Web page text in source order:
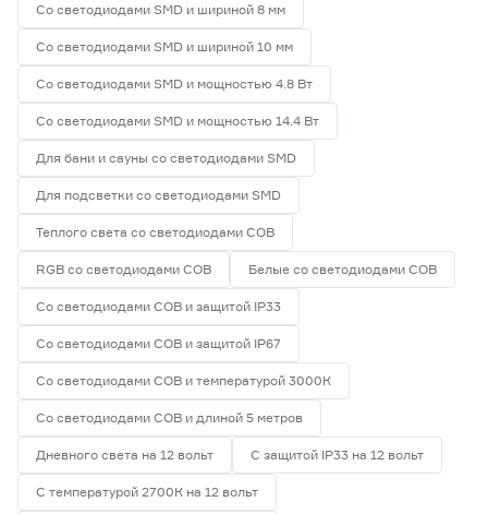
Со светодиодами SMD и шириной 8 мм
Со светодиодами SMD и шириной 10 мм
Со светодиодами SMD и мощностью 4.8 Вт
Со светодиодами SMD и мощностью 14.4 Вт
Для бани и сауны со светодиодами SMD
Для подсветки со светодиодами SMD
Теплого света со светодиодами СОВ
RGB со светодиодами СОВ Белые со светодиодами СОВ
Со светодиодами СОВ и защитой IP33
Со светодиодами СОВ и защитой IP67
Со светодиодами СОВ и температурой 3000К
Со светодиодами СОВ и длиной 5 метров
Дневного света на 12 вольт С защитой IP33 на 12 вольт
С температурой 2700К на 12 вольт